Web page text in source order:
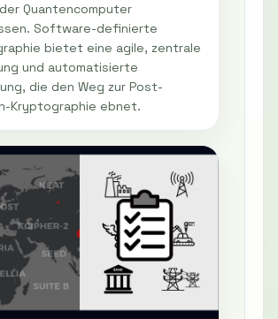
Quantencomputer
Software-definierte
bietet eine agile, zentrale
und automatisierte
die den Weg zur Post-
Kryptographie ebnet.